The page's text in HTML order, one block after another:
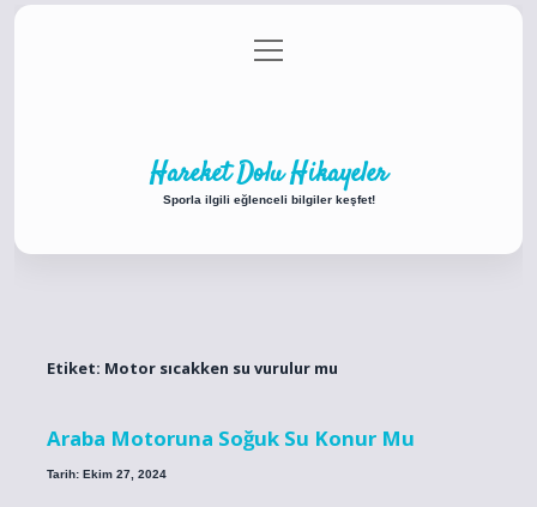
Gizlilik Politikası
menüyü
aç
Hareket Dolu Hikayeler
Sporla ilgili eğlenceli bilgiler keşfet!
Etiket: Motor sıcakken su vurulur mu
Araba Motoruna Soğuk Su Konur Mu
Tarih: Ekim 27, 2024